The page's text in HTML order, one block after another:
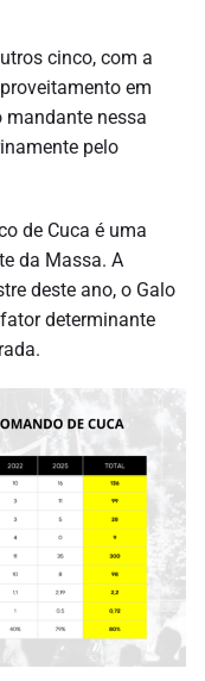
cinco, com a
em
nessa
pelo
de Cuca é uma
da Massa. A
deste ano, o Galo
determinante